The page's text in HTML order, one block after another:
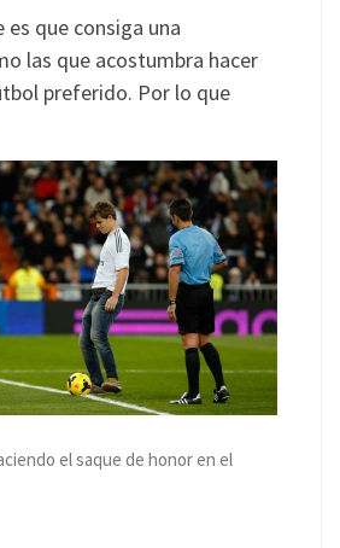
es que consiga una
las que acostumbra hacer
preferido. Por lo que
el saque de honor en el